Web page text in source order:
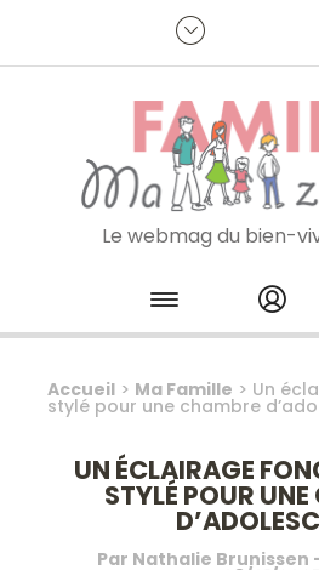
Je m'inscris à la
Le webmag du bien-
Skip to
Accueil > Ma Famille > Un
stylé pour une chambre
UN ÉCLAIRAGE
STYLÉ POUR
Par Nathalie Brunissen
Panneau de gestion des cookies